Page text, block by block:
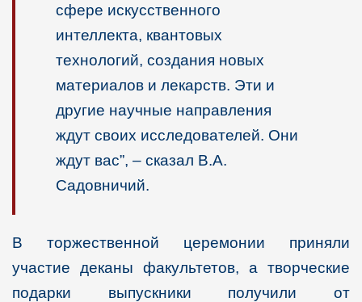
сфере искусственного
интеллекта, квантовых
технологий, создания новых
материалов и лекарств. Эти и
другие научные направления
ждут своих исследователей. Они
ждут вас”, – сказал В.А.
Садовничий.
В торжественной церемонии приняли
участие деканы факультетов, а творческие
подарки выпускники получили от